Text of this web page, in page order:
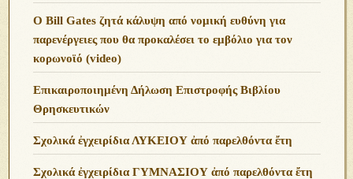
O Bill Gates ζητά κάλυψη από νομική ευθύνη για
παρενέργειες που θα προκαλέσει το εμβόλιο για τον
κορωνοϊό (video)
Επικαιροποιημένη Δήλωση Επιστροφής Βιβλίου
Θρησκευτικών
Σχολικά ἐγχειρίδια ΛΥΚΕΙΟΥ ἀπό παρελθόντα ἔτη
Σχολικά ἐγχειρίδια ΓΥΜΝΑΣΙΟΥ ἀπό παρελθόντα ἔτη